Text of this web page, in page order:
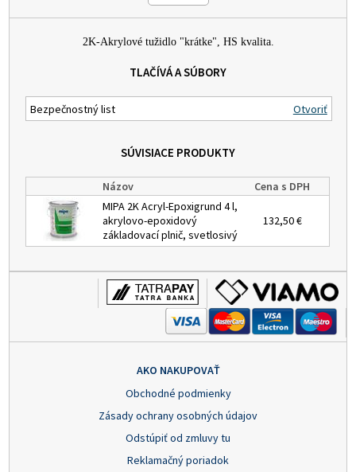
2K-Akrylové tužidlo "krátke", HS kvalita.
TLAČÍVÁ A SÚBORY
Bezpečnostný list Otvoriť
SÚVISIACE PRODUKTY
Názov
Cena s DPH
MIPA 2K Acryl-Epoxigrund 4 l,
akrylovo-epoxidový
základovací plnič, svetlosivý
132,50 €
AKO NAKUPOVAŤ
Obchodné podmienky
Zásady ochrany osobných údajov
Odstúpiť od zmluvy tu
Reklamačný poriadok